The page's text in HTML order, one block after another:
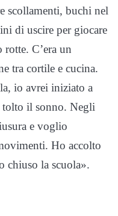
scollamenti, buchi nel
di uscire per giocare
rotte. C’era un
tra cortile e cucina.
io avrei iniziato a
tolto il sonno. Negli
e voglio
Ho accolto
chiuso la scuola».